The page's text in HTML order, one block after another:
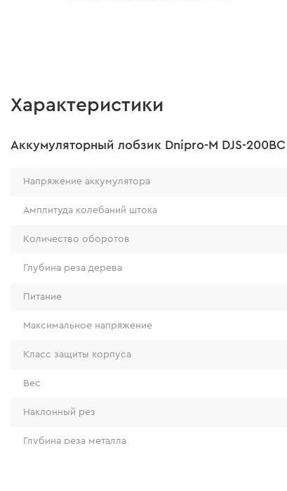
Характеристики
Аккумуляторный лобзик Dnipro-M DJS-
Напряжение аккумулятора
Амплитуда колебаний штока
Количество оборотов
Глубина реза дерева
Питание
Максимальное напряжение
Класс защиты корпуса
Вес
Наклонный рез
Глубина реза металла